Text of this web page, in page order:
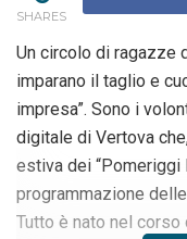
SHARES
Un circolo di ragazze
imparano il taglio e
impresa”. Sono i
digitale di Vertova
estiva dei “Pomeriggi
programmazione
Tutto è nato nel corso